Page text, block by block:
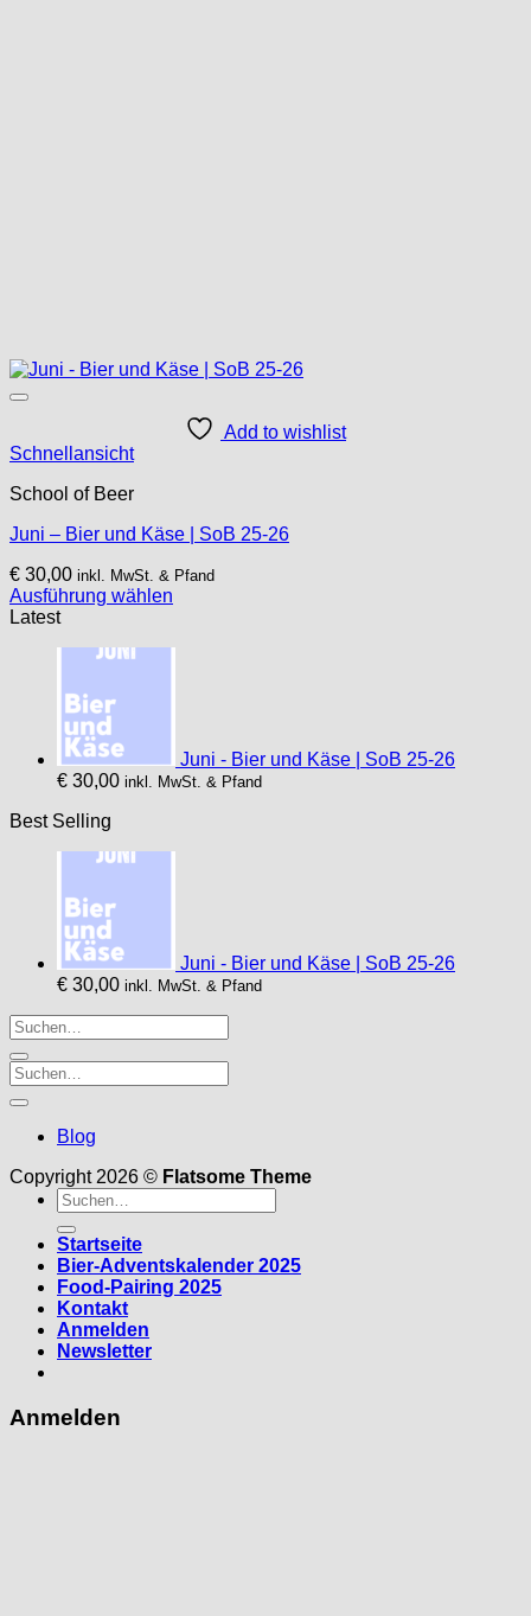
Add to wishlist
Schnellansicht
School of Beer
Juni – Bier und Käse | SoB 25-26
€ 30,00 inkl. MwSt. & Pfand
Ausführung wählen
Dieses
Varianten
Optionen
können
der
Produktseite
werden
Latest
Juni - Bier und Käse | SoB 25-26
€ 30,00 inkl. MwSt. & Pfand
Best Selling
Juni - Bier und Käse | SoB 25-26
€ 30,00 inkl. MwSt. & Pfand
Blog
Copyright 2026 © Flatsome Theme
Suche
nach:
Startseite
Bier-Adventskalender 2025
Food-Pairing 2025
Kontakt
Anmelden
Newsletter
Anmelden